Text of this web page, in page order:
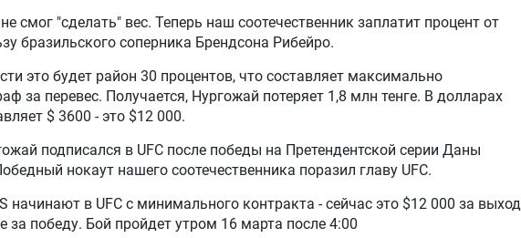
смог "сделать" вес. Теперь наш соотечественник заплатит процент от
бразильского соперника Брендсона Рибейро.
это будет район 30 процентов, что составляет максимально
за перевес. Получается, Нургожай потеряет 1,8 млн тенге. В долларах
$ 3600 - это $12 000.
подписался в UFC после победы на Претендентской серии Даны
нокаут нашего соотечественника поразил главу UFC.
начинают в UFC с минимального контракта - сейчас это $12 000 за выход
за победу. Бой пройдет утром 16 марта после 4:00